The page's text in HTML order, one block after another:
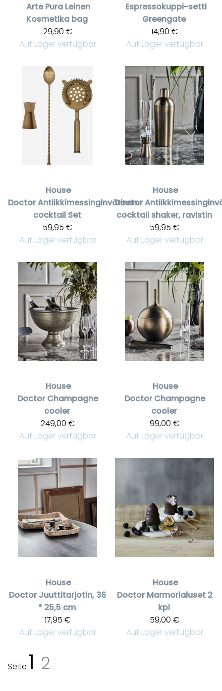
Arte Pura Leinen
Kosmetika bag
29,90 €
Auf Lager verfügbar
Espressokuppi-setti
Greengate
14,90 €
Auf Lager verfügbar
House
DoctorAntiikkimessinginvärinen
cocktail Set
59,95 €
Auf Lager verfügbar
House
Doctor
cocktail shaker, ravistin
59,95 €
Auf Lager verfügbar
House
Doctor Champagne
cooler
249,00 €
Auf Lager verfügbar
House
Doctor Champagne
cooler
99,00 €
Auf Lager verfügbar
House
Doctor Juuttitarjotin, 36
* 25,5 cm
17,95 €
Auf Lager verfügbar
House
Doctor Marmorialuset 2
kpl
59,00 €
Auf Lager verfügbar
Seite 1 2